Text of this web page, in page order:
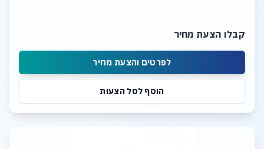
קבלו הצעת מחיר
לפרטים והצעת מחיר
הוסף לסל הצעות